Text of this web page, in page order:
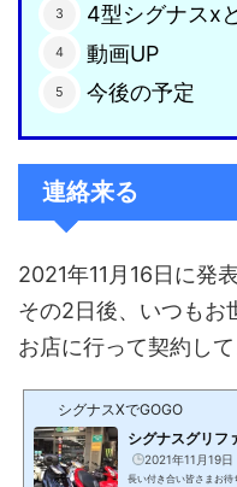
4型シグナスx
動画UP
今後の予定
連絡来る
2021年11月16日に発
その2日後、いつもお
お店に行って契約して
シグナスXでGOGO
シグナスグリフ
2021年11月19日
長い付き合い皆さまお